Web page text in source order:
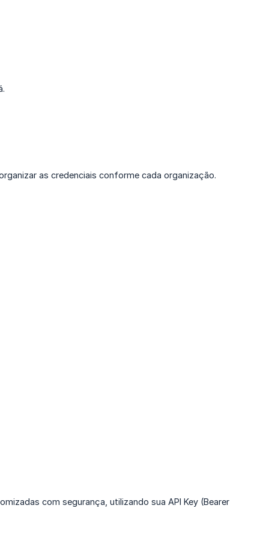
as credenciais conforme cada organização.
com segurança, utilizando sua API Key (Bearer